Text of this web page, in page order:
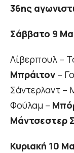
36ης
Σάββατο 9
Λίβερπουλ –
Μπράιτον –
Σάντερλαντ –
Φούλαμ –
Μάντσεστερ
Κυριακή 10